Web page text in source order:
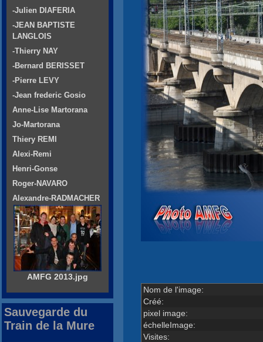
Nom de l'image:
Créé:
pixel image:
échelleImage:
Visites:
-Julien DIAFERIA
-JEAN BAPTISTE
LANGLOIS
-Thierry NAY
-Bernard BERISSET
-Pierre LEVY
-Jean frederic Gosio
Anne-Lise Martorana
Jo-Martorana
Thiery REMI
Alexi-Remi
Henri-Gonse
Roger-NAVARO
Alexandre-RADMACHER
AMFG 2013.jpg
Sauvegarde du
Train de la Mure